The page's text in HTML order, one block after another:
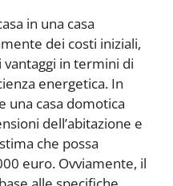
in una casa
dei costi iniziali,
in termini di
energetica. In
una casa domotica
dell’abitazione e
che possa
euro. Ovviamente, il